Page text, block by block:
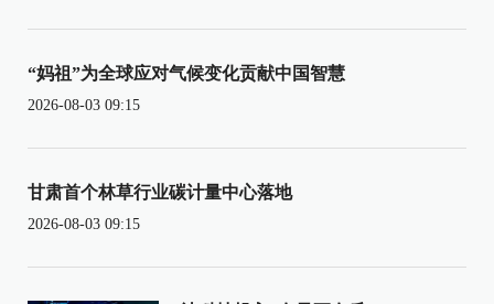
“妈祖”为全球应对气候变化贡献中国智慧
2026-08-03 09:15
甘肃首个林草行业碳计量中心落地
2026-08-03 09:15